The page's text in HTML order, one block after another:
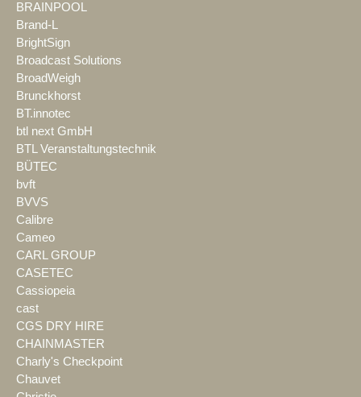
BRAINPOOL
Brand-L
BrightSign
Broadcast Solutions
BroadWeigh
Brunckhorst
BT.innotec
btl next GmbH
BTL Veranstaltungstechnik
BÜTEC
bvft
BVVS
Calibre
Cameo
CARL GROUP
CASETEC
Cassiopeia
cast
CGS DRY HIRE
CHAINMASTER
Charly's Checkpoint
Chauvet